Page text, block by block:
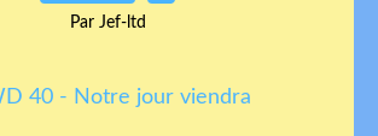
Par Jef-ltd